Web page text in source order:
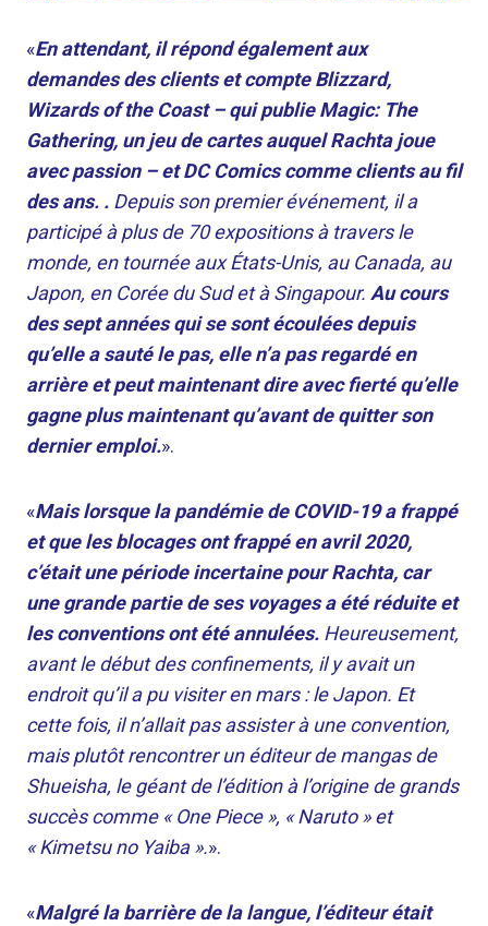
«En attendant, il répond également aux
demandes des clients et compte Blizzard,
Wizards of the Coast – qui publie Magic: The
Gathering, un jeu de cartes auquel Rachta joue
avec passion – et DC Comics comme clients au fil
des ans. . Depuis son premier événement, il a
participé à plus de 70 expositions à travers le
monde, en tournée aux États-Unis, au Canada, au
Japon, en Corée du Sud et à Singapour. Au cours
des sept années qui se sont écoulées depuis
qu’elle a sauté le pas, elle n’a pas regardé en
arrière et peut maintenant dire avec fierté qu’elle
gagne plus maintenant qu’avant de quitter son
dernier emploi.».
«Mais lorsque la pandémie de COVID-19 a frappé
et que les blocages ont frappé en avril 2020,
c’était une période incertaine pour Rachta, car
une grande partie de ses voyages a été réduite et
les conventions ont été annulées. Heureusement,
avant le début des confinements, il y avait un
endroit qu’il a pu visiter en mars : le Japon. Et
cette fois, il n’allait pas assister à une convention,
mais plutôt rencontrer un éditeur de mangas de
Shueisha, le géant de l’édition à l’origine de grands
succès comme « One Piece », « Naruto » et
« Kimetsu no Yaiba ».».
«Malgré la barrière de la langue, l’éditeur était